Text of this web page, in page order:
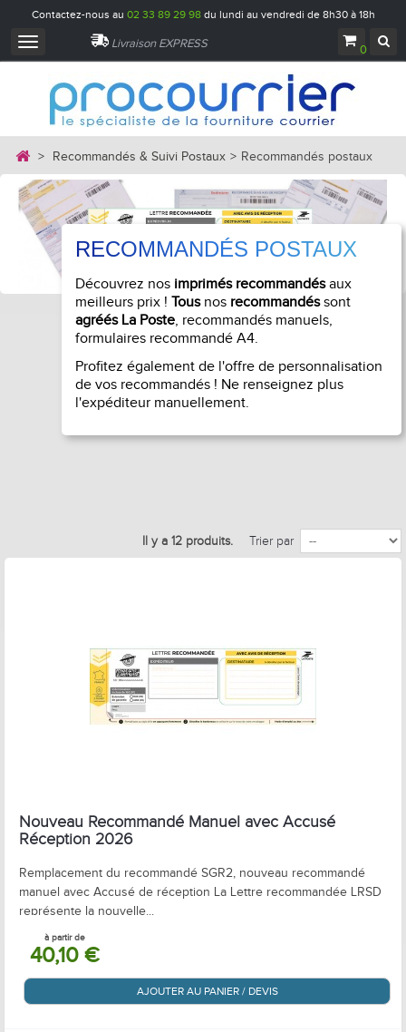
Contactez-nous au 02 33 89 29 98 du lundi au vendredi de 8h30 à 18h
Livraison EXPRESS 0
Navigation
bascule
> Recommandés & Suivi Postaux > Recommandés postaux
RECOMMANDÉS POSTAUX
Découvrez nos imprimés recommandésaux
meilleurs prix ! Tousnos recommandéssont
agréés La Poste, recommandés manuels,
formulaires recommandé A4.
Profitez également de l'offre de personnalisation
de vos recommandés ! Ne renseignez plus
l'expéditeur manuellement.
Il y a 12 produits. Trier par
Nouveau Recommandé Manuel avec Accusé
Réception 2026
Remplacement du recommandé SGR2, nouveau recommandé
manuel avec Accusé de réception La Lettre recommandée LRSD
représente la nouvelle...
à partir de
40,10 €
AJOUTER AU PANIER / DEVIS